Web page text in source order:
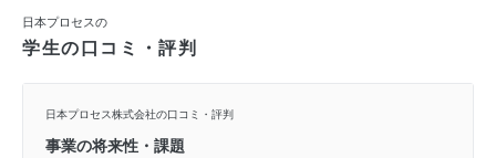
日本プロセスの
学生の口コミ・評判
日本プロセス株式会社の口コミ・評判
事業の将来性・課題